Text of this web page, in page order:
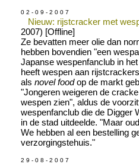
0 2 - 0 9 - 2 0 0 7
Nieuw: rijstcracker met
2007) [Offline]
Ze bevatten meer olie dan
hebben bovendien "een
Japanse wespenfanclub in
heeft wespen aan
als novel foodop de markt
"Jongeren weigeren de
wespen zien", aldus de
wespenfanclub die de Digger
in de stad uitdeelde. "Maar
We hebben al een bestelling
verzorgingstehuis."
2 9 - 0 8 - 2 0 0 7